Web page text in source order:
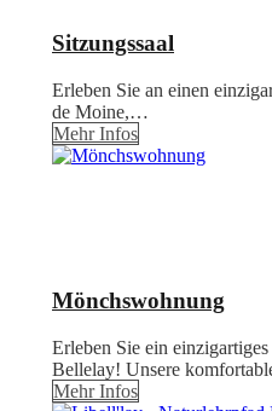
Sitzungssaal
Erleben Sie an einen
de Moine,…
Mehr Infos
Mönchswohnung
Erleben Sie ein
Bellelay! Unsere
Mehr Infos